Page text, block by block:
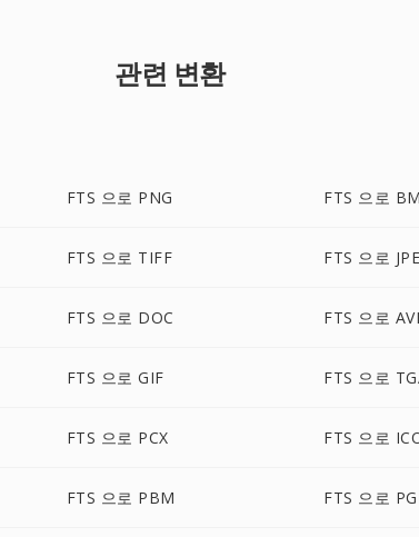
관련 변환
FTS 으로 PNG FTS 으로
FTS 으로 TIFF FTS 으로
FTS 으로 DOC FTS 으로
FTS 으로 GIF FTS 으로
FTS 으로 PCX FTS 으로
FTS 으로 PBM FTS 으로